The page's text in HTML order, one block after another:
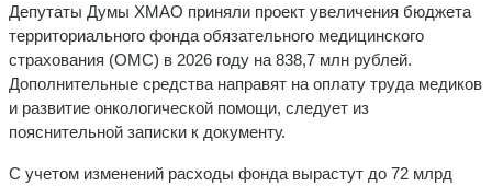
Депутаты Думы ХМАО приняли проект увеличения бюджета
территориального фонда обязательного медицинского
страхования (ОМС) в 2026 году на 838,7 млн рублей.
Дополнительные средства направят на оплату труда медиков
и развитие онкологической помощи, следует из
пояснительной записки к документу.
С учетом изменений расходы фонда вырастут до 72 млрд